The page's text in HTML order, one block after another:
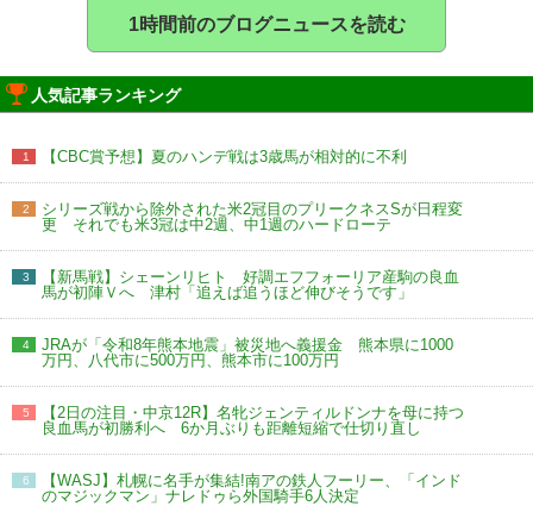
1時間前のブログニュースを読む
人気記事ランキング
1 【CBC賞予想】夏のハンデ戦は3歳馬が相対的に不利
2
シリーズ戦から除外された米2冠目のプリークネスSが日程変
更 それでも米3冠は中2週、中1週のハードローテ
3
【新馬戦】シェーンリヒト 好調エフフォーリア産駒の良血
馬が初陣Ｖへ 津村「追えば追うほど伸びそうです」
4
JRAが「令和8年熊本地震」被災地へ義援金 熊本県に1000
万円、八代市に500万円、熊本市に100万円
5
【2日の注目・中京12R】名牝ジェンティルドンナを母に持つ
良血馬が初勝利へ 6か月ぶりも距離短縮で仕切り直し
6
【WASJ】札幌に名手が集結!南アの鉄人フーリー、「インド
のマジックマン」ナレドゥら外国騎手6人決定